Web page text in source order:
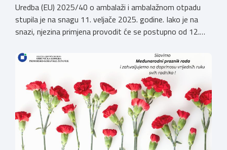
Uredba (EU) 2025/40 o ambalaži i ambalažnom otpadu
stupila je na snagu 11. veljače 2025. godine. Iako je na
snazi, njezina primjena provodit će se postupno od 12.
zatražila je od Ministarstva zaštite okoliša i zelene
tranzicije službeno tumačenje Uredbe te njen utjecaj na
ugostiteljski sektor. Tumačenje prenosimo u cijelosti: […]